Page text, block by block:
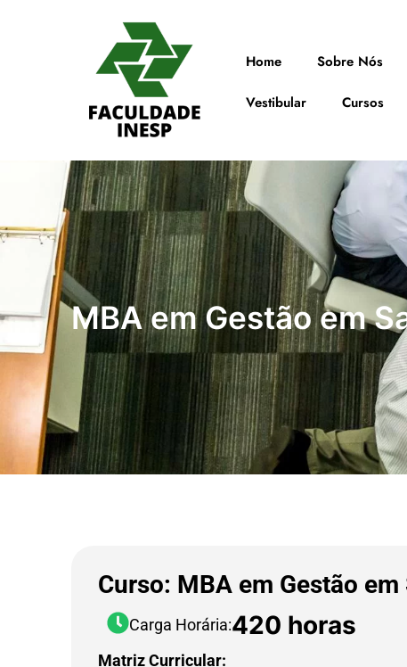
Home Sobre Nós
Vestibular Cursos
MBA em Gestão em
Curso: MBA em Gestão em
Carga Horária:420 horas
Matriz Curricular: